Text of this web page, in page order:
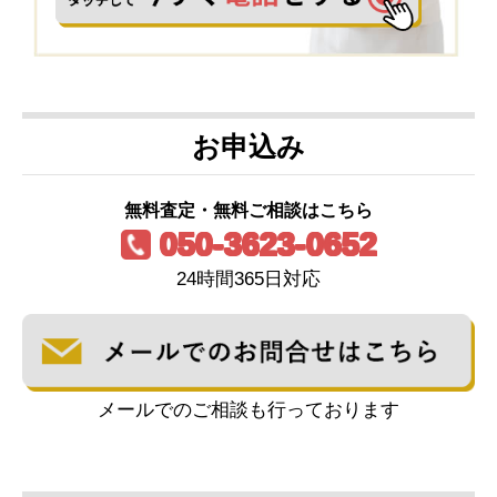
お申込み
無料査定・無料ご相談はこちら
050-3623-0652
24時間365日対応
メールでのご相談も行っております